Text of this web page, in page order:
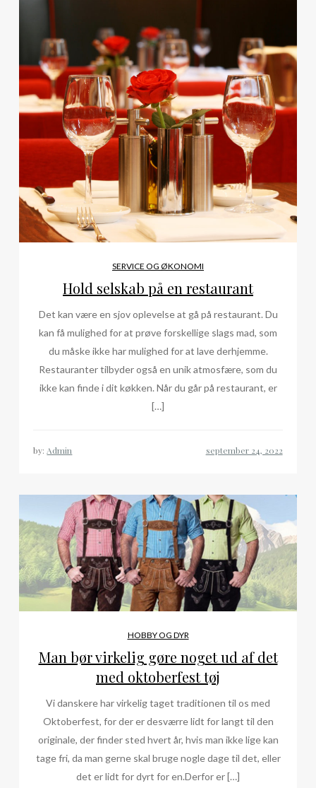
SERVICE OG ØKONOMI
Hold selskab på en restaurant
Det kan være en sjov oplevelse at gå på restaurant. Du
kan få mulighed for at prøve forskellige slags mad, som
du måske ikke har mulighed for at lave derhjemme.
Restauranter tilbyder også en unik atmosfære, som du
ikke kan finde i dit køkken. Når du går på restaurant, er
[…]
by: Admin
HOBBY OG DYR
Man bør virkelig gøre noget ud af det
med oktoberfest tøj
Vi danskere har virkelig taget traditionen til os med
Oktoberfest, for der er desværre lidt for langt til den
originale, der finder sted hvert år, hvis man ikke lige kan
tage fri, da man gerne skal bruge nogle dage til det, eller
det er lidt for dyrt for en.Derfor er […]